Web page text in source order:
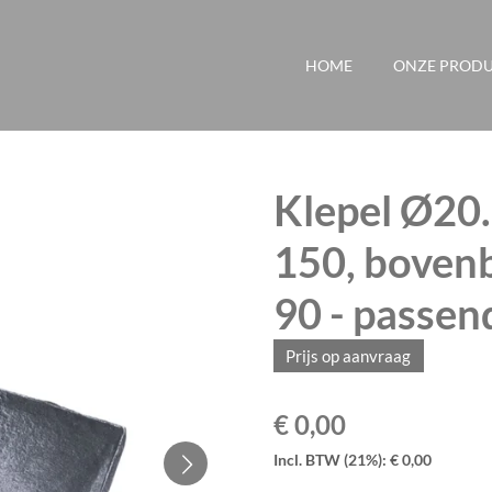
HOME ONZE
Klepel
150,
90 -
Prijs op aanvraag
€ 0,00
Incl. BTW (21%): € 0,00